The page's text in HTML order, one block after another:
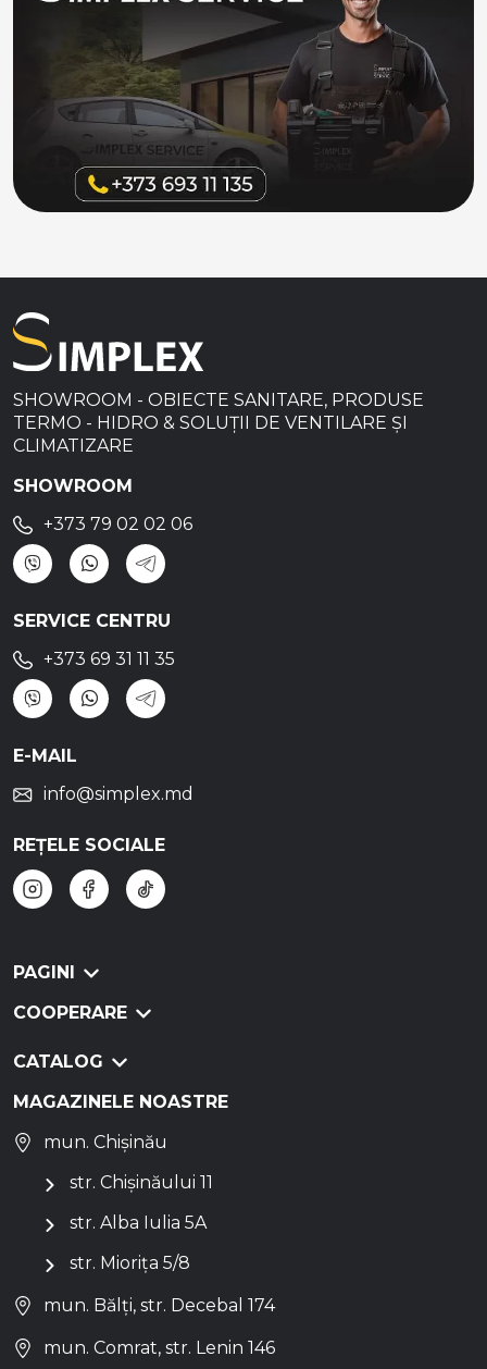
SHOWROOM - OBIECTE SANITARE, PRODUSE
TERMO - HIDRO & SOLUȚII DE VENTILARE ȘI
CLIMATIZARE
SHOWROOM
+373 79 02 02 06
SERVICE CENTRU
+373 69 31 11 35
E-MAIL
info@simplex.md
REȚELE SOCIALE
PAGINI
COOPERARE
CATALOG
MAGAZINELE NOASTRE
mun. Chișinău
str. Chișinăului 11
str. Alba Iulia 5A
str. Miorița 5/8
mun. Bălți, str. Decebal 174
mun. Comrat, str. Lenin 146